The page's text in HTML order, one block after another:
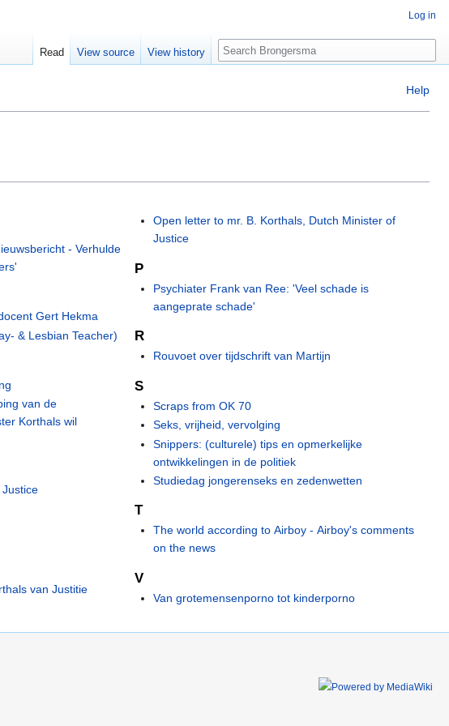
Help
- Verhulde
Gert Hekma
& Lesbian Teacher)
van de
Korthals wil
van Justitie
Open letter to mr. B. Korthals, Dutch Minister of
Justice
P
Psychiater Frank van Ree: 'Veel schade is
aangeprate schade'
R
Rouvoet over tijdschrift van Martijn
S
Scraps from OK 70
Seks, vrijheid, vervolging
Snippers: (culturele) tips en opmerkelijke
ontwikkelingen in de politiek
Studiedag jongerenseks en zedenwetten
T
The world according to Airboy - Airboy's comments
on the news
V
Van grotemensenporno tot kinderporno
Log in
Read View source View history Search